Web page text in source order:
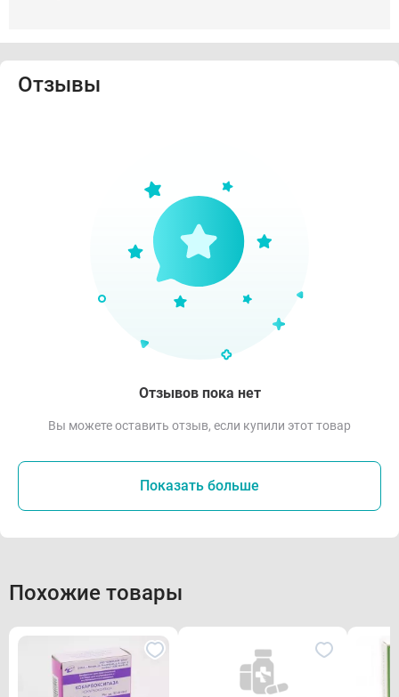
Отзывы
Отзывов пока нет
Вы можете оставить отзыв, если купили этот товар
Показать больше
Похожие товары